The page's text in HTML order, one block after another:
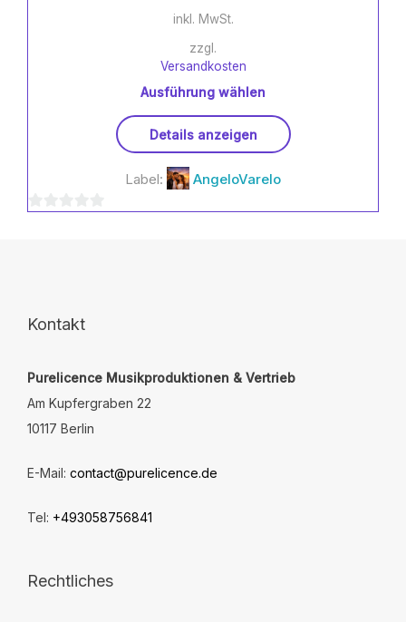
inkl. MwSt.
zzgl.
Versandkosten
Ausführung wählen
Produkt
mehrere
werden
Details anzeigen
Label: AngeloVarelo
Kontakt
Purelicence Musikproduktionen & Vertrieb
Am Kupfergraben 22
10117 Berlin
E-Mail: contact@purelicence.de
Tel: +493058756841
Rechtliches